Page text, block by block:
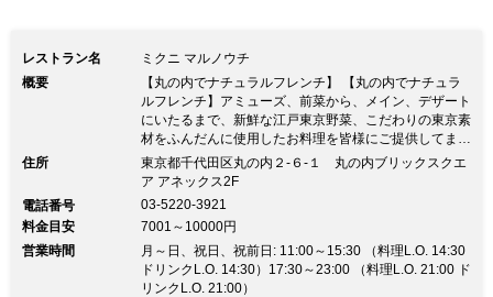
レストラン名
ミクニ マルノウチ
概要
【丸の内でナチュラルフレンチ】 【丸の内でナチュラ
ルフレンチ】アミューズ、前菜から、メイン、デザート
にいたるまで、新鮮な江戸東京野菜、こだわりの東京素
材をふんだんに使用したお料理を皆様にご提供してまい
ります。企業様の御接待、お祝い、ご家族様の会食な
ど、幅広く対応いたしますので、ぜひご相談下さいま
住所
東京都千代田区丸の内２-６-１ 丸の内ブリックスクエ
ア アネックス2F
電話番号
03-5220-3921
料金目安
7001～10000円
営業時間
月～日、祝日、祝前日: 11:00～15:30 （料理L.O. 14:30
ドリンクL.O. 14:30）17:30～23:00 （料理L.O. 21:00 ド
リンクL.O. 21:00）